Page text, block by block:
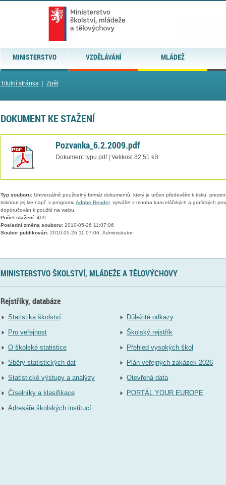
MINISTERSTVO VZDĚLÁVÁNÍ MLÁDEŽ
Titulní stránka| Zpět
DOKUMENT KE STAŽENÍ
Pozvanka_6.2.2009.pdf
Dokument typu pdf | Velikost 82,51 kB
Typ souboru:Univerzálně použitelný formát dokumentů, který je určen především k tisku,
tisknout jej lze např. v programu Adobe Reader, vytvářet v mnoha kancelářských a grafických
doporučován k použití na webu.
Počet stažení:409
Poslední změna souboru:2010-05-26 11:07:06
Soubor publikován:2010-05-26 11:07:06, Administrator
MINISTERSTVO ŠKOLSTVÍ, MLÁDEŽE A TĚLOVÝCHOVY
Rejstříky, databáze
Statistika školství
Pro veřejnost
O školské statistice
Sběry statistických dat
Statistické výstupy a analýzy
Číselníky a klasifikace
Adresáře školských institucí
Důležité odkazy
Školský rejstřík
Přehled vysokých škol
Plán veřejných zakázek 2026
Otevřená data
PORTÁL YOUR EUROPE